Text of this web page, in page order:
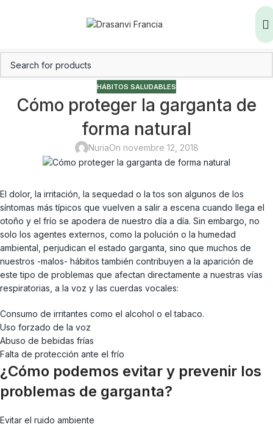
HÁBITOS SALUDABLES
Cómo proteger la garganta de
forma natural
NuriaOn novembre 12, 2018
El dolor, la irritación, la sequedad o la tos son algunos de los
síntomas más típicos que vuelven a salir a escena cuando llega el
otoño y el frío se apodera de nuestro día a día. Sin embargo, no
solo los agentes externos, como la polución o la humedad
ambiental, perjudican el estado garganta, sino que muchos de
nuestros -malos- hábitos también contribuyen a la aparición de
este tipo de problemas que afectan directamente a nuestras vías
respiratorias, a la voz y las cuerdas vocales:
Consumo de irritantes como el alcohol o el tabaco.
Uso forzado de la voz
Abuso de bebidas frías
Falta de protección ante el frío
¿Cómo podemos evitar y prevenir los
problemas de garganta?
Evitar el ruido ambiente